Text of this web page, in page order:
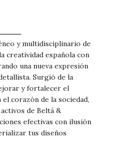
y multidisciplinario de
creatividad española con
una nueva expresión
Surgió de la
y fortalecer el
corazón de la sociedad,
de Beltá &
efectivas con ilusión
tus diseños